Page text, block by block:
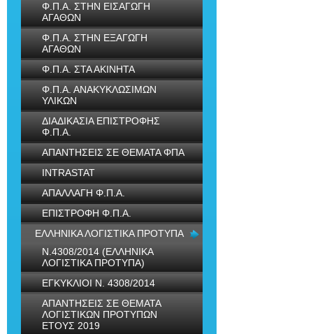
Φ.Π.Α. ΣΤΗΝ ΕΙΣΑΓΩΓΗ
ΑΓΑΘΩΝ
Φ.Π.Α. ΣΤΗΝ ΕΞΑΓΩΓΗ
ΑΓΑΘΩΝ
Φ.Π.Α. ΣΤΑ ΑΚΙΝΗΤΑ
Φ.Π.Α. ΑΝΑΚΥΚΛΩΣΙΜΩΝ
ΥΛΙΚΩΝ
ΔΙΑΔΙΚΑΣΙΑ ΕΠΙΣΤΡΟΦΗΣ
Φ.Π.Α.
ΑΠΑΝΤΗΣΕΙΣ ΣΕ ΘΕΜΑΤΑ ΦΠΑ
INTRASTAT
ΑΠΑΛΛΑΓΗ Φ.Π.Α.
ΕΠΙΣΤΡΟΦΗ Φ.Π.Α.
ΕΛΛΗΝΙΚΑ ΛΟΓΙΣΤΙΚΑ ΠΡΟΤΥΠΑ
Ν.4308/2014 (ΕΛΛΗΝΙΚΑ
ΛΟΓΙΣΤΙΚΑ ΠΡΟΤΥΠΑ)
ΕΓΚΥΚΛΙΟΙ Ν. 4308/2014
ΑΠΑΝΤΗΣΕΙΣ ΣΕ ΘΕΜΑΤΑ
ΛΟΓΙΣΤΙΚΩΝ ΠΡΟΤΥΠΩΝ
ΕΤΟΥΣ 2019